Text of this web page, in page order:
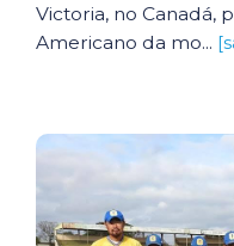
Victoria, no Canadá,
Americano da mo...